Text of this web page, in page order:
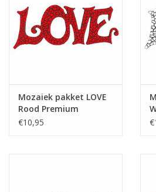
Mozaiek pakket LOVE
Rood Premium
€10,95